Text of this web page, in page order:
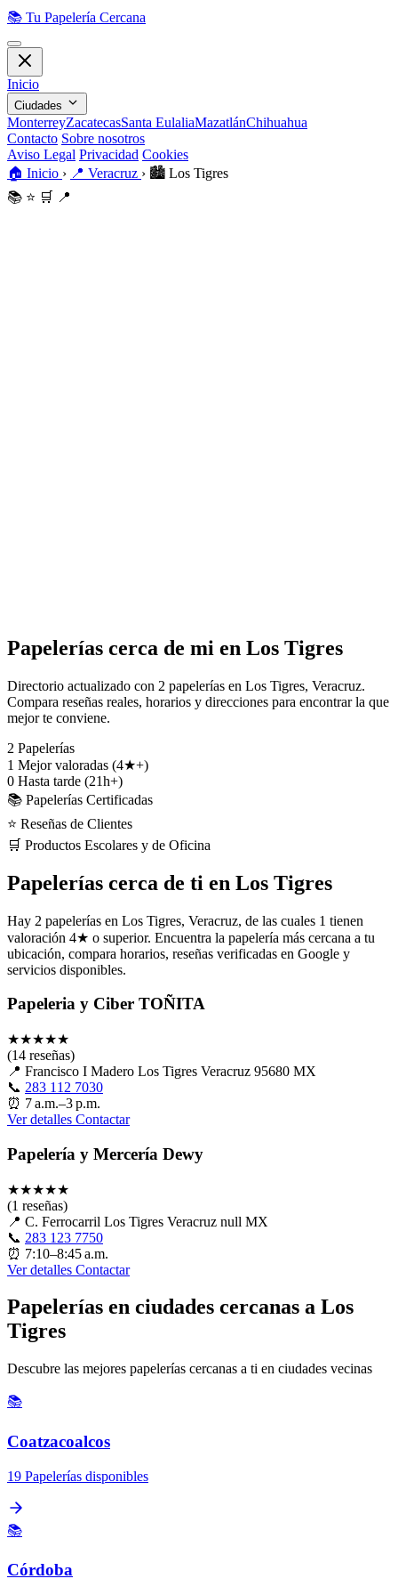
📚 Tu Papelería Cercana
Inicio
Ciudades
MonterreyZacatecasSanta EulaliaMazatlánChihuahua
Contacto Sobre nosotros
Aviso Legal Privacidad Cookies
🏠 Inicio › 📍 Veracruz › 🏙️ Los Tigres
📚 ⭐ 🛒 📍
Papelerías cerca de mi en Los Tigres
Directorio actualizado con 2 papelerías en Los Tigres, Veracruz.
Compara reseñas reales, horarios y direcciones para encontrar la que
mejor te conviene.
2 Papelerías
1 Mejor valoradas (4★+)
0 Hasta tarde (21h+)
📚 Papelerías Certificadas
⭐ Reseñas de Clientes
🛒 Productos Escolares y de Oficina
Papelerías cerca de ti en Los Tigres
Hay 2 papelerías en Los Tigres, Veracruz, de las cuales 1 tienen
valoración 4★ o superior. Encuentra la papelería más cercana a tu
ubicación, compara horarios, reseñas verificadas en Google y
servicios disponibles.
Papeleria y Ciber TOÑITA
★★★★★
(14 reseñas)
📍 Francisco I Madero Los Tigres Veracruz 95680 MX
📞 283 112 7030
⏰ 7 a.m.–3 p.m.
Ver detalles Contactar
Papelería y Mercería Dewy
★★★★★
(1 reseñas)
📍 C. Ferrocarril Los Tigres Veracruz null MX
📞 283 123 7750
⏰ 7:10–8:45 a.m.
Ver detalles Contactar
Papelerías en ciudades cercanas a Los
Tigres
Descubre las mejores papelerías cercanas a ti en ciudades vecinas
📚
Coatzacoalcos
19 Papelerías disponibles
📚
Córdoba